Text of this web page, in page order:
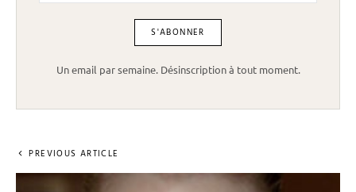
Un email par semaine. Désinscription à tout moment.
PREVIOUS ARTICLE